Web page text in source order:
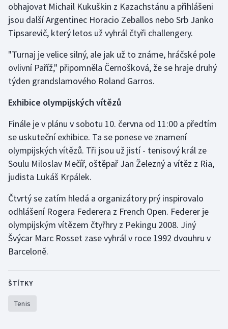
Stolní tenis
Triatlon
Veslování
Vodní slalom
Volejbal
Ostatní
obhajovat Michail Kukuškin z Kazachstánu a přihlášeni
jsou další Argentinec Horacio Zeballos nebo Srb Janko
Tipsarevič, který letos už vyhrál čtyři challengery.
"Turnaj je velice silný, ale jak už to známe, hráčské pole
ovlivní Paříž," připomněla Černošková, že se hraje druhý
týden grandslamového Roland Garros.
Exhibice olympijských vítězů
Finále je v plánu v sobotu 10. června od 11:00 a předtím
se uskuteční exhibice. Ta se ponese ve znamení
olympijských vítězů. Tři jsou už jistí - tenisový král ze
Soulu Miloslav Mečíř, oštěpař Jan Železný a vítěz z Ria,
judista Lukáš Krpálek.
Čtvrtý se zatím hledá a organizátory prý inspirovalo
odhlášení Rogera Federera z French Open. Federer je
olympijským vítězem čtyřhry z Pekingu 2008. Jiný
Švýcar Marc Rosset zase vyhrál v roce 1992 dvouhru v
Barceloně.
ŠTÍTKY
Tenis